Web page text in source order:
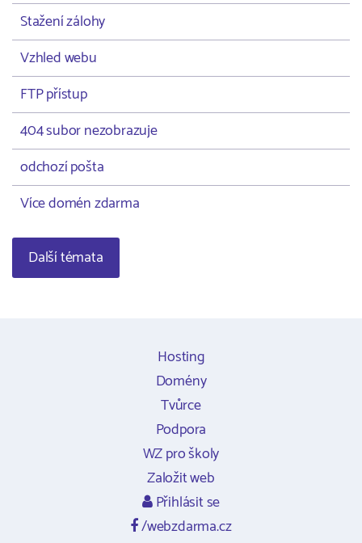
Stažení zálohy
Vzhled webu
FTP přístup
404 subor nezobrazuje
odchozí pošta
Více domén zdarma
Další témata
Hosting
Domény
Tvůrce
Podpora
WZ pro školy
Založit web
Přihlásit se
/webzdarma.cz